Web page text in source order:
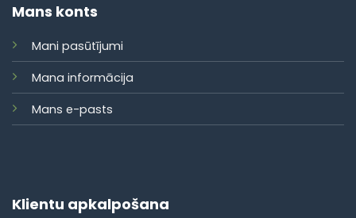
Mans konts
Mani pasūtījumi
Mana informācija
Mans e-pasts
Klientu apkalpošana